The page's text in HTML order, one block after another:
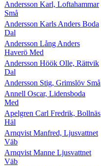
Andersson Karl, Loftahammar
Små
Andersson Karls Anders Boda
Dal
Andersson Lång Anders
Haverö Med
Andersson Höök Olle, Rättvik
Dal
Andersson Stig, Grimslöv Små
Annell Oscar, Lidensboda
Med
Apelgren Carl Fredrik, Bollnäs
Häl
Arnqvist Manfred, Ljusvattnet
Väb
Arnqvist Manne Ljusvattnet
Väb